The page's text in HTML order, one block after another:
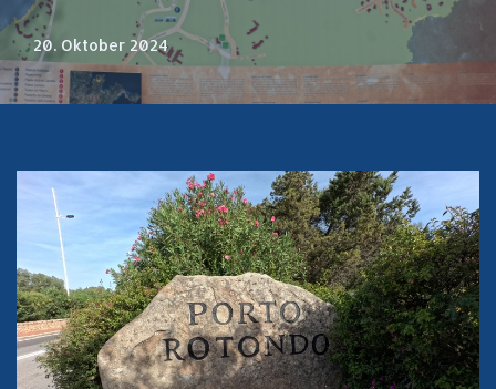
20. Oktober 2024